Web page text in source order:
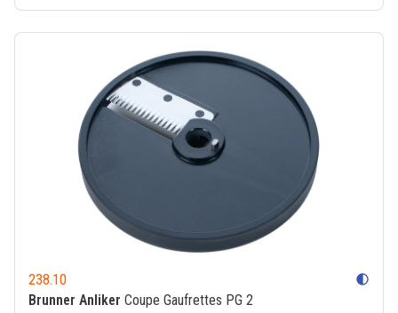
238.10 contrast
Brunner Anliker Coupe Gaufrettes PG 2